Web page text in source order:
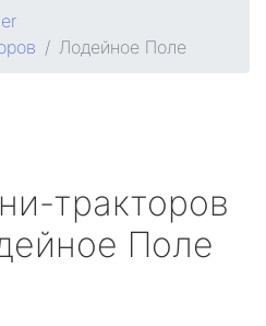
Лодейное Поле
тракторов
Поле